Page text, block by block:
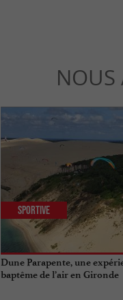
NOUS
Dune Parapente, une
baptême de l’air en Gironde
Sportive